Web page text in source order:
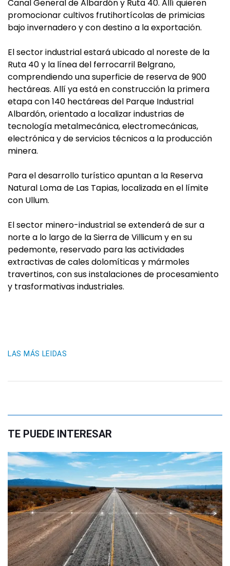
Canal General de Albardón y Ruta 40. Allí quieren
promocionar cultivos frutihortícolas de primicias
bajo invernadero y con destino a la exportación.
El sector industrial estará ubicado al noreste de la
Ruta 40 y la línea del ferrocarril Belgrano,
comprendiendo una superficie de reserva de 900
hectáreas. Allí ya está en construcción la primera
etapa con 140 hectáreas del Parque Industrial
Albardón, orientado a localizar industrias de
tecnología metalmecánica, electromecánicas,
electrónica y de servicios técnicos a la producción
minera.
Para el desarrollo turístico apuntan a la Reserva
Natural Loma de Las Tapias, localizada en el límite
con Ullum.
El sector minero-industrial se extenderá de sur a
norte a lo largo de la Sierra de Villicum y en su
pedemonte, reservado para las actividades
extractivas de cales dolomíticas y mármoles
travertinos, con sus instalaciones de procesamiento
y trasformativas industriales.
LAS MÁS LEIDAS
TE PUEDE INTERESAR